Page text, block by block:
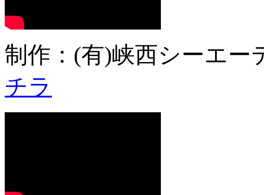
制作：(有)峡西シーエ
チラ